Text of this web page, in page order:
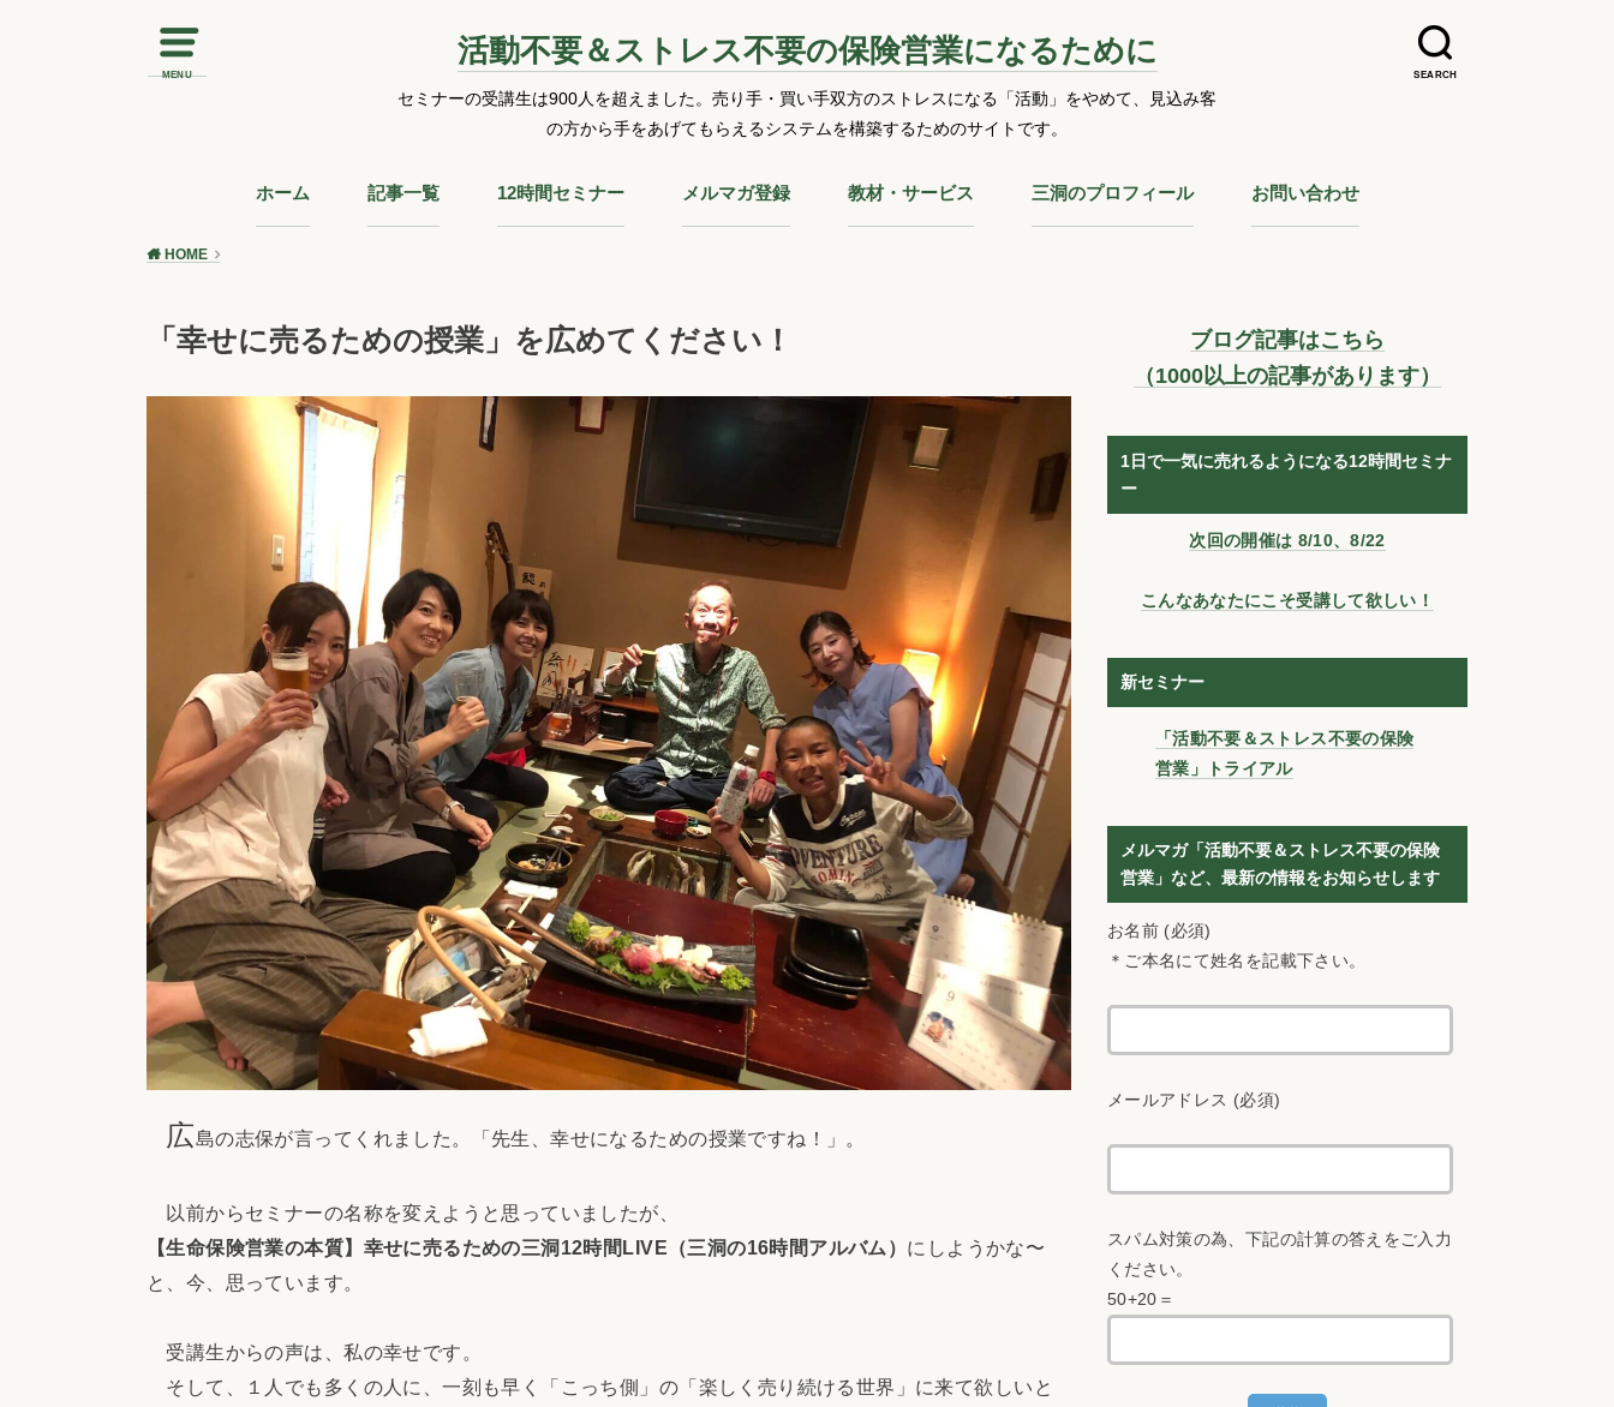
MENU SEARCH
活動不要＆ストレス不要の保険営業になるために
セミナーの受講生は900人を超えました。売り手・買い手双方のストレスになる「活動」をやめて、見込み客
の方から手をあげてもらえるシステムを構築するためのサイトです。
ホーム 記事一覧 12時間セミナー メルマガ登録 教材・サービス 三洞のプロフィール お問い合わせ
HOME
「幸せに売るための授業」を広めてください！
広島の志保が言ってくれました。「先生、幸せになるための授業ですね！」。
以前からセミナーの名称を変えようと思っていましたが、
【生命保険営業の本質】幸せに売るための三洞12時間LIVE（三洞の16時間アルバム） にしようかな〜
と、今、思っています。
受講生からの声は、私の幸せです。
そして、１人でも多くの人に、一刻も早く「こっち側」の「楽しく売り続ける世界」に来て欲しいと
ブログ記事はこちら
（1000以上の記事があります）
1日で一気に売れるようになる12時間セミナ
ー
次回の開催は 8/10、8/22
こんなあなたにこそ受講して欲しい！
新セミナー
「活動不要＆ストレス不要の保険
営業」トライアル
メルマガ「活動不要＆ストレス不要の保険
営業」など、最新の情報をお知らせします
お名前 (必須)
＊ご本名にて姓名を記載下さい。
メールアドレス (必須)
スパム対策の為、下記の計算の答えをご入力
ください。
50+20＝